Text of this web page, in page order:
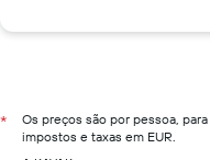
*
Os preços são por pessoa,
impostos e taxas em EUR.